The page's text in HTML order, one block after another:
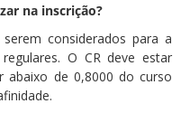
na inscrição?
considerados para a
O CR deve estar
abaixo de 0,8000 do curso